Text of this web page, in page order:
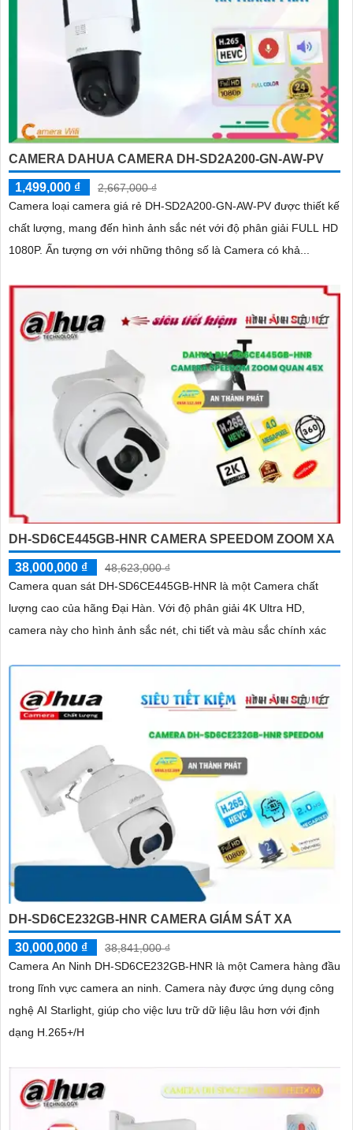
CAMERA DAHUA CAMERA DH-SD2A200-GN-AW-PV
1,499,000 ₫
2,667,000 ₫
Camera loại camera giá rẻ DH-SD2A200-GN-AW-PV được thiết kế
chất lượng, mang đến hình ảnh sắc nét với độ phân giải FULL HD
1080P. Ấn tượng ơn với những thông số là Camera có khả...
DH-SD6CE445GB-HNR CAMERA SPEEDOM ZOOM XA
38,000,000 ₫
48,623,000 ₫
Camera quan sát DH-SD6CE445GB-HNR là một Camera chất
lượng cao của hãng Đại Hàn. Với độ phân giải 4K Ultra HD,
camera này cho hình ảnh sắc nét, chi tiết và màu sắc chính xác
DH-SD6CE232GB-HNR CAMERA GIÁM SÁT XA
30,000,000 ₫
38,841,000 ₫
Camera An Ninh DH-SD6CE232GB-HNR là một Camera hàng đầu
trong lĩnh vực camera an ninh. Camera này được ứng dụng công
nghệ AI Starlight, giúp cho việc lưu trữ dữ liệu lâu hơn với định
dạng H.265+/H